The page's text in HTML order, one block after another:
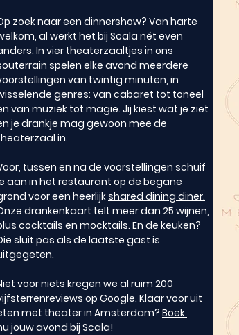
zoek naar een dinnershow? Van harte
al werkt het bij Scala nét even
In vier theaterzaaltjes in ons
spelen elke avond meerdere
van twintig minuten, in
genres: van cabaret tot toneel
van muziek tot magie. Jij kiest wat je ziet
je drankje mag gewoon mee de
in.
tussen en na de voorstellingen schuif
aan in het restaurant op de begane
voor een heerlijk shared dining diner.
drankenkaart telt meer dan 25 wijnen,
cocktails en mocktails. En de keuken?
sluit pas als de laatste gast is
voor niets kregen we al ruim 200
op Google. Klaar voor uit
met theater in Amsterdam? Boek
jouw avond bij Scala!